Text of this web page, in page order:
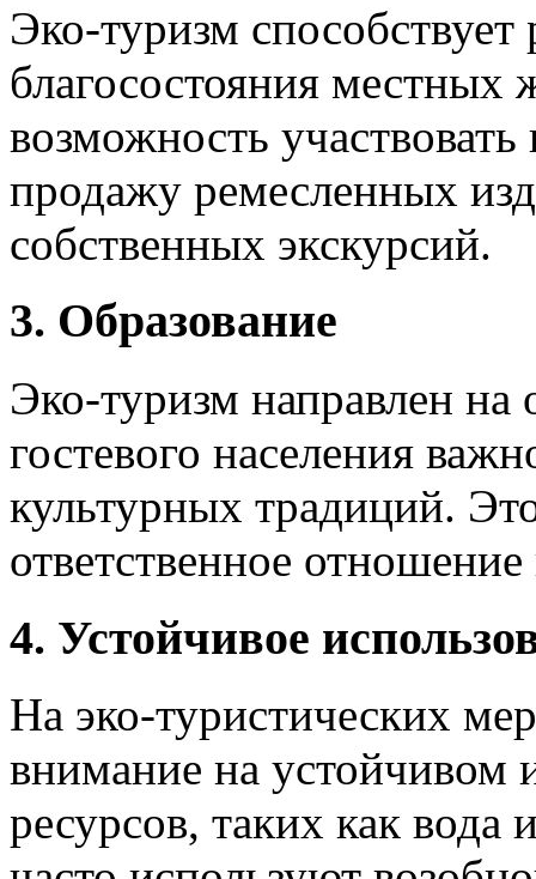
Эко-туризм
благосостояния местных
возможность
продажу ремесленных
собственных экскурсий.
3. Образование
Эко-туризм направлен на
гостевого населения
культурных традиций.
ответственное
4. Устойчивое
На эко-туристических
внимание на устойчивом
ресурсов, таких как